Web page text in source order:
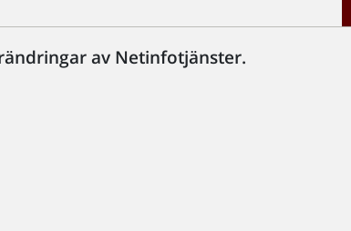
av Netinfotjänster.